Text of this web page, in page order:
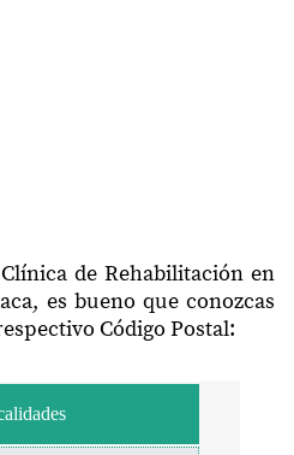
de Rehabilitación en
es bueno que conozcas
Código Postal: